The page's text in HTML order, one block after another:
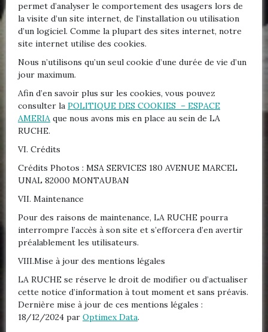
permet d’analyser le comportement des usagers lors de
la visite d’un site internet, de l’installation ou utilisation
d’un logiciel. Comme la plupart des sites internet, notre
site internet utilise des cookies.
Nous n’utilisons qu’un seul cookie d’une durée de vie d’un
jour maximum.
Afin d’en savoir plus sur les cookies, vous pouvez
consulter la POLITIQUE DES COOKIES – ESPACE
AMERIA que nous avons mis en place au sein de LA
RUCHE.
VI. Crédits
Crédits Photos : MSA SERVICES 180 AVENUE MARCEL
UNAL 82000 MONTAUBAN
VII. Maintenance
Pour des raisons de maintenance, LA RUCHE pourra
interrompre l’accès à son site et s’efforcera d’en avertir
préalablement les utilisateurs.
VIII.Mise à jour des mentions légales
LA RUCHE se réserve le droit de modifier ou d’actualiser
cette notice d’information à tout moment et sans préavis.
Dernière mise à jour de ces mentions légales :
18/12/2024 par Optimex Data.